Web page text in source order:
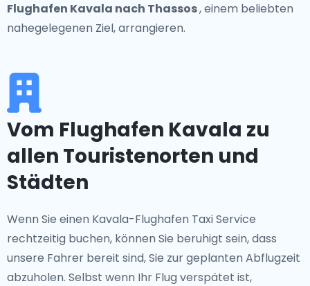
Flughafen Kavala nach Thassos, einem beliebten
nahegelegenen Ziel, arrangieren.
Vom Flughafen Kavala zu
allen Touristenorten und
Städten
Wenn Sie einen Kavala-Flughafen Taxi Service
rechtzeitig buchen, können Sie beruhigt sein, dass
unsere Fahrer bereit sind, Sie zur geplanten Abflugzeit
abzuholen. Selbst wenn Ihr Flug verspätet ist,